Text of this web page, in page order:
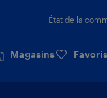
État de la
Magasins Favoris